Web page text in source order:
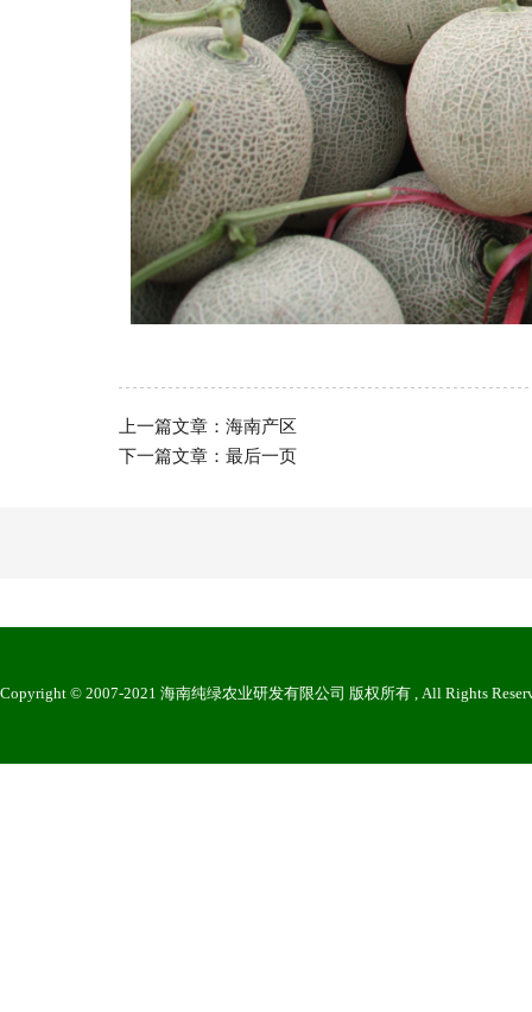
上一篇文章： 海南产区
下一篇文章： 最后一页
Copyright © 2007-2021 海南纯绿农业研发有限公司 版权所有 , All Rights